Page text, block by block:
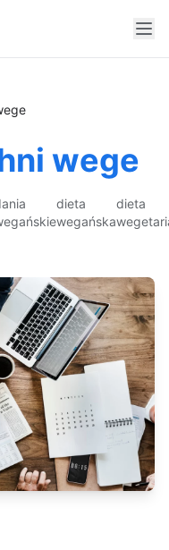
wege
dieta
wegańska
dieta